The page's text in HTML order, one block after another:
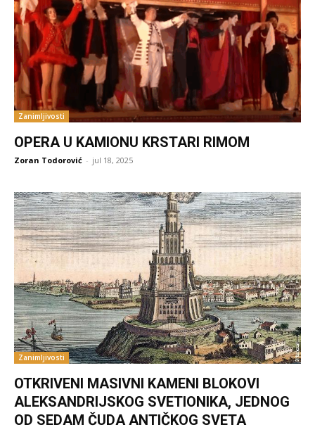
Zanimljivosti
OPERA U KAMIONU KRSTARI RIMOM
Zoran Todorović - jul 18, 2025
Zanimljivosti
OTKRIVENI MASIVNI KAMENI BLOKOVI
ALEKSANDRIJSKOG SVETIONIKA, JEDNOG
OD SEDAM ČUDA ANTIČKOG SVETA